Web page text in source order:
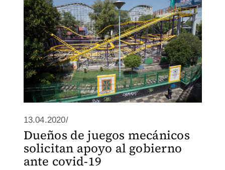
13.04.2020/
Dueños de juegos mecánicos
solicitan apoyo al gobierno
ante covid-19